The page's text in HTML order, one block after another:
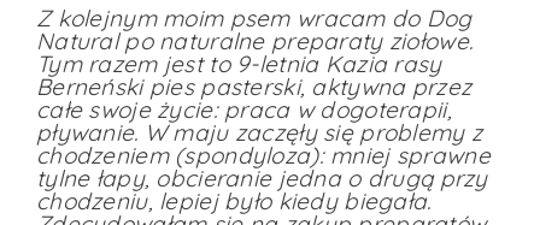
Z kolejnym moim psem wracam do Dog
Natural po naturalne preparaty ziołowe.
Tym razem jest to 9-letnia Kazia rasy
Berneński pies pasterski, aktywna przez
całe swoje życie: praca w dogoterapii,
pływanie. W maju zaczęły się problemy z
chodzeniem (spondyloza): mniej sprawne
tylne łapy, obcieranie jedna o drugą przy
chodzeniu, lepiej było kiedy biegała.